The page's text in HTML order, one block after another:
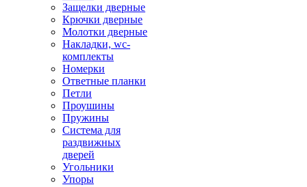
Защелки дверные
Крючки дверные
Молотки дверные
Накладки, wc-
комплекты
Номерки
Ответные планки
Петли
Проушины
Пружины
Система для
раздвижных
дверей
Угольники
Упоры